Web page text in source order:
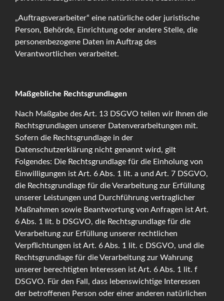
„Auftragsverarbeiter“ eine natürliche oder juristische
Person, Behörde, Einrichtung oder andere Stelle, die
personenbezogene Daten im Auftrag des
Verantwortlichen verarbeitet.
Maßgebliche Rechtsgrundlagen
Nach Maßgabe des Art. 13 DSGVO teilen wir Ihnen die
Rechtsgrundlagen unserer Datenverarbeitungen mit.
Sofern die Rechtsgrundlage in der
Datenschutzerklärung nicht genannt wird, gilt
Folgendes: Die Rechtsgrundlage für die Einholung von
Einwilligungen ist Art. 6 Abs. 1 lit. a und Art. 7 DSGVO,
die Rechtsgrundlage für die Verarbeitung zur Erfüllung
unserer Leistungen und Durchführung vertraglicher
Maßnahmen sowie Beantwortung von Anfragen ist Art.
6 Abs. 1 lit. b DSGVO, die Rechtsgrundlage für die
Verarbeitung zur Erfüllung unserer rechtlichen
Verpflichtungen ist Art. 6 Abs. 1 lit. c DSGVO, und die
Rechtsgrundlage für die Verarbeitung zur Wahrung
unserer berechtigten Interessen ist Art. 6 Abs. 1 lit. f
DSGVO. Für den Fall, dass lebenswichtige Interessen
der betroffenen Person oder einer anderen natürlichen